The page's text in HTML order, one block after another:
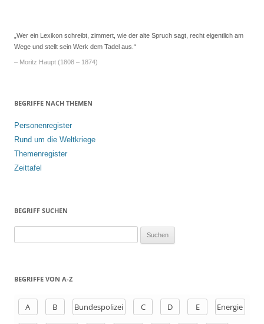
„Wer ein Lexikon schreibt, zimmert, wie der alte Spruch sagt, recht eigentlich am
Wege und stellt sein Werk dem Tadel aus.“
– Moritz Haupt (1808 – 1874)
BEGRIFFE NACH THEMEN
Personenregister
Rund um die Weltkriege
Themenregister
Zeittafel
BEGRIFF SUCHEN
h
BEGRIFFE VON A-Z
A B Bundespolizei C D E Energie